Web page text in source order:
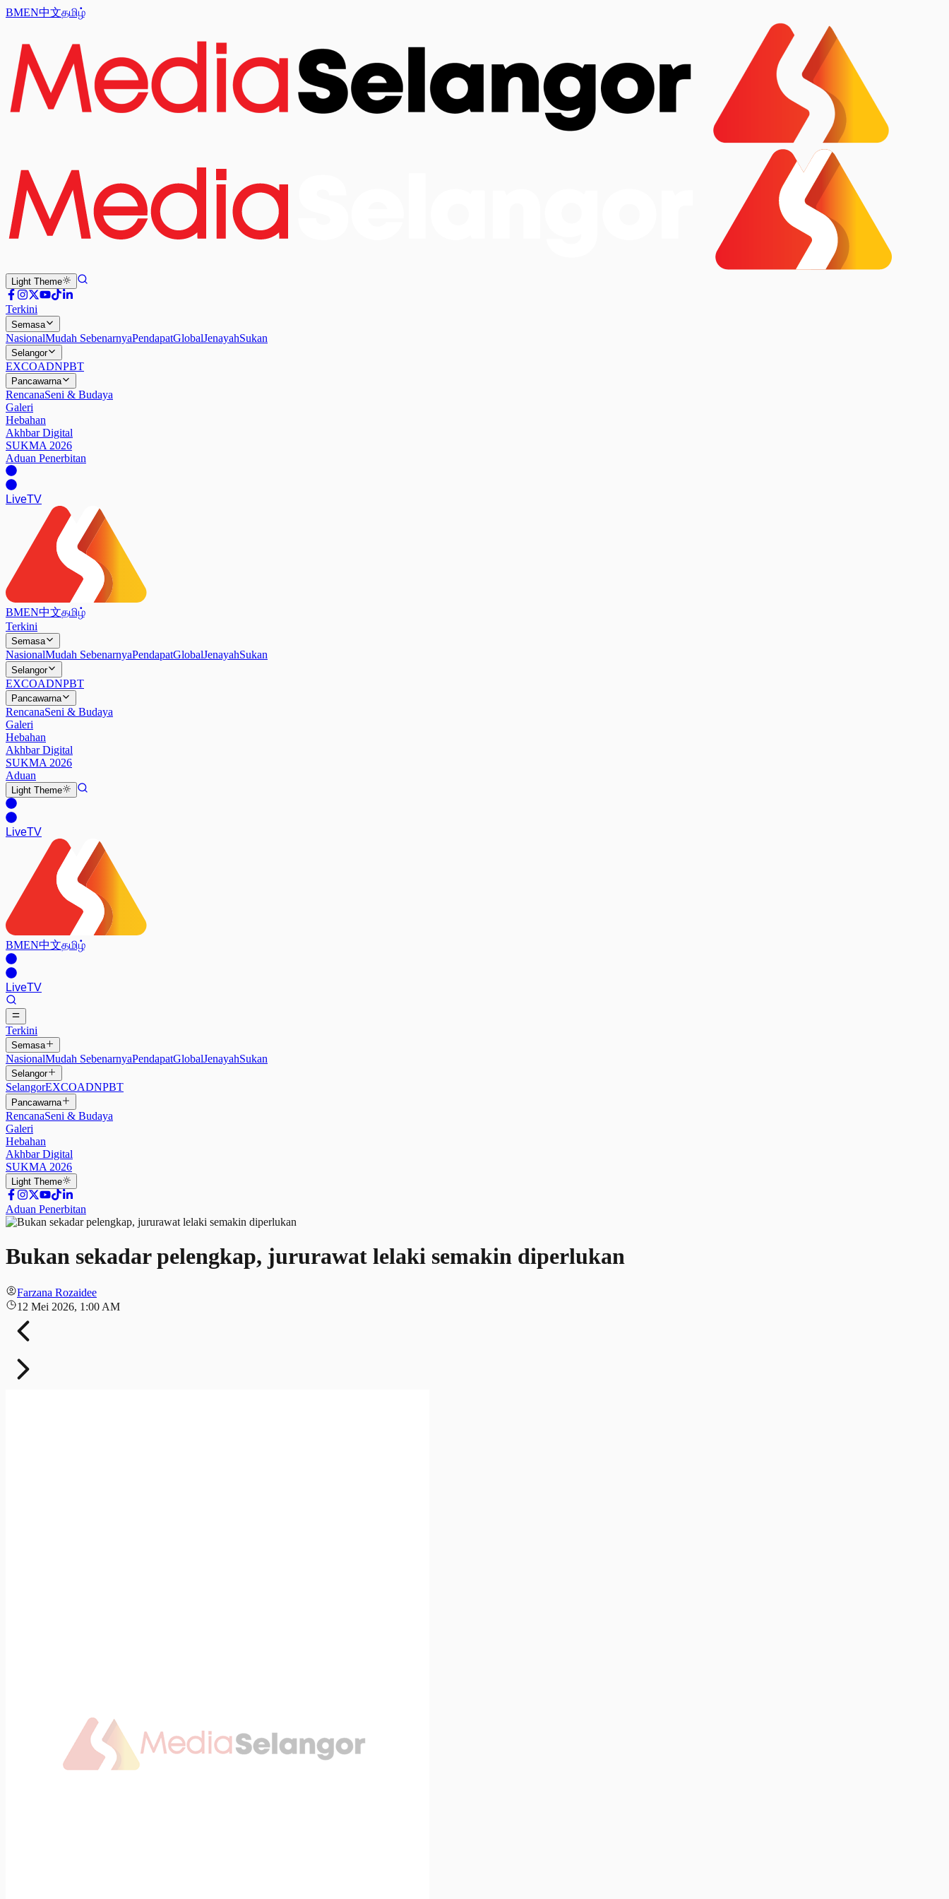
BMEN中文தமிழ்
Light Theme
Terkini
Semasa
NasionalMudah SebenarnyaPendapatGlobalJenayahSukan
Selangor
EXCOADNPBT
Pancawarna
RencanaSeni & Budaya
Galeri
Hebahan
Akhbar Digital
SUKMA 2026
Aduan Penerbitan
LiveTV
BMEN中文தமிழ்
Terkini
Semasa
NasionalMudah SebenarnyaPendapatGlobalJenayahSukan
Selangor
EXCOADNPBT
Pancawarna
RencanaSeni & Budaya
Galeri
Hebahan
Akhbar Digital
SUKMA 2026
Aduan
Light Theme
LiveTV
BMEN中文தமிழ்
LiveTV
Terkini
Semasa
NasionalMudah SebenarnyaPendapatGlobalJenayahSukan
Selangor
SelangorEXCOADNPBT
Pancawarna
RencanaSeni & Budaya
Galeri
Hebahan
Akhbar Digital
SUKMA 2026
Light Theme
Aduan Penerbitan
Bukan sekadar pelengkap, jururawat lelaki semakin diperlukan
Farzana Rozaidee
12 Mei 2026, 1:00 AM